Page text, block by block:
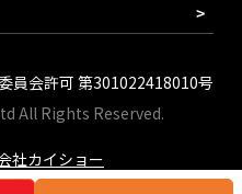
員会許可 第301022418010号
All Rights Reserved.
社カイショー